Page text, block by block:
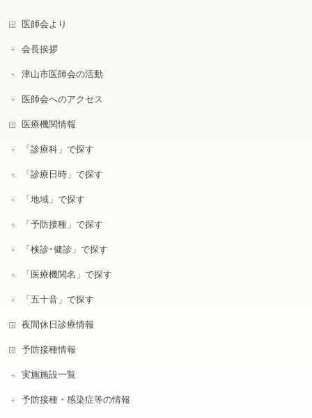
医師会より
会長挨拶
津山市医師会の活動
医師会へのアクセス
医療機関情報
「診療科」で探す
「診療日時」で探す
「地域」で探す
「予防接種」で探す
「検診･健診」で探す
「医療機関名」で探す
「五十音」で探す
夜間休日診療情報
予防接種情報
実施施設一覧
予防接種・感染症等の情報